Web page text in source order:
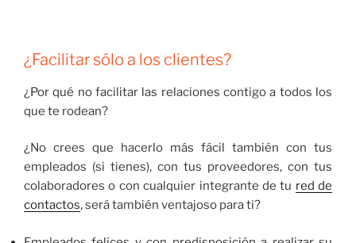
¿Facilitar sólo a los clientes?
¿Por qué no facilitar las relaciones contigo a todos los
que te rodean?
¿No crees que hacerlo más fácil también con tus
empleados (si tienes), con tus proveedores, con tus
colaboradores o con cualquier integrante de tu red de
contactos, será también ventajoso para ti?